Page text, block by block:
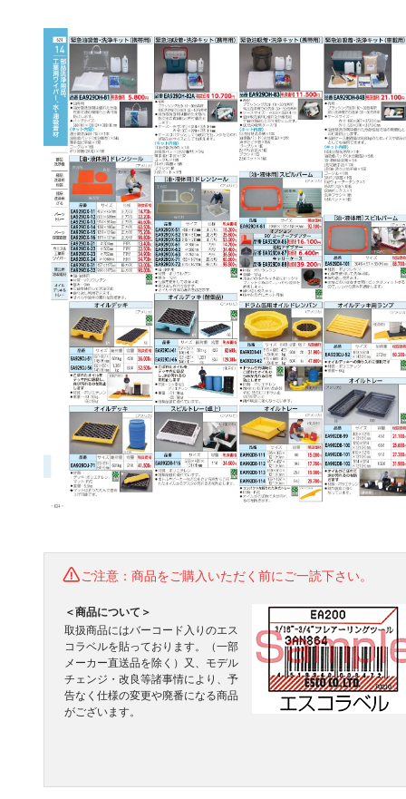
ご注意：商品をご購入いただく前にご一読下さい。
＜商品について＞
取扱商品にはバーコード入りのエス
コラベルを貼っております。（一部
メーカー直送品を除く）又、モデル
チェンジ・改良等諸事情により、予
告なく仕様の変更や廃番になる商品
がございます。